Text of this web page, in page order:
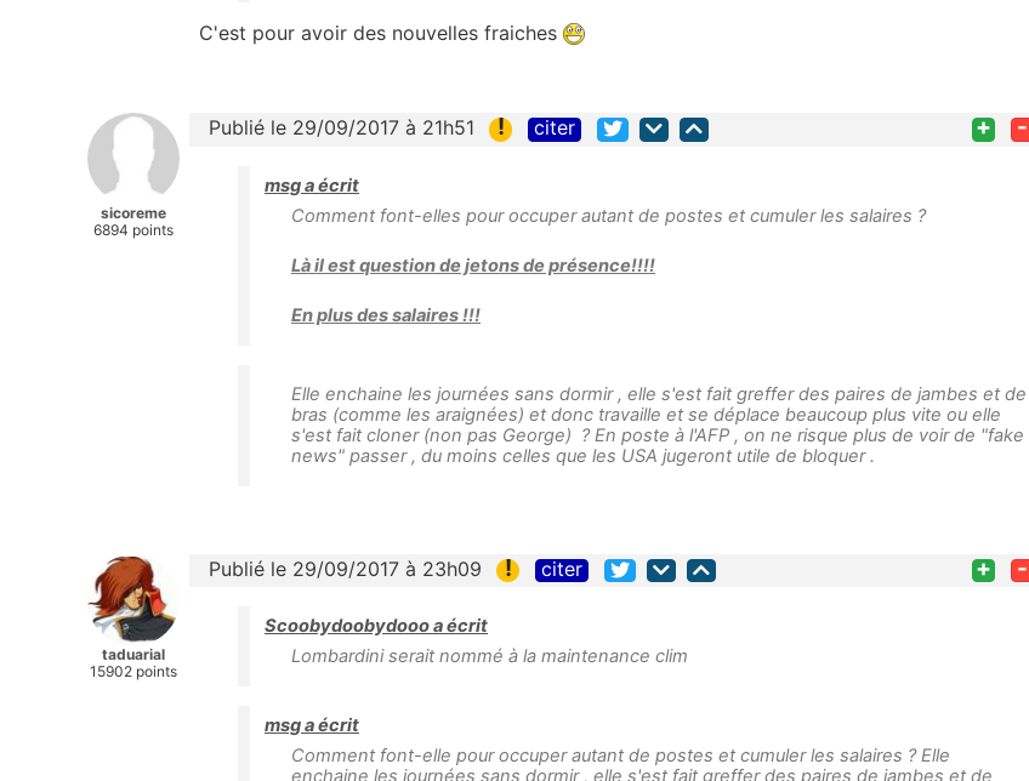
C'est pour avoir des nouvelles fraiches
sicoreme
6894 points
Publié le 29/09/2017 à 21h51 ! citer + -
msg a écrit
Comment font-elles pour occuper autant de postes et cumuler les salaires ?
Là il est question de jetons de présence!!!!
En plus des salaires !!!
Elle enchaine les journées sans dormir , elle s'est fait greffer des paires de jambes et de
bras (comme les araignées) et donc travaille et se déplace beaucoup plus vite ou elle
s'est fait cloner (non pas George) ? En poste à l'AFP , on ne risque plus de voir de "fake
news" passer , du moins celles que les USA jugeront utile de bloquer .
taduarial
15902 points
Publié le 29/09/2017 à 23h09 ! citer + -
Scoobydoobydooo a écrit
Lombardini serait nommé à la maintenance clim
msg a écrit
Comment font-elle pour occuper autant de postes et cumuler les salaires ? Elle
enchaine les journées sans dormir , elle s'est fait greffer des paires de jambes et de